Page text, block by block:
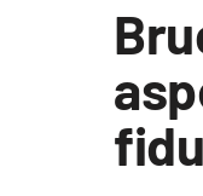
Economia e Lavoro